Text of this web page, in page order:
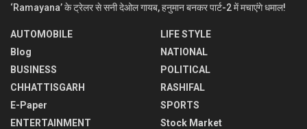
‘Ramayana’ के ट्रेलर से सनी देओल गायब, हनुमान बनकर पार्ट-2 में मचाएंगे धमाल!
AUTOMOBILE
Blog
BUSINESS
CHHATTISGARH
E-Paper
ENTERTAINMENT
LIFE STYLE
NATIONAL
POLITICAL
RASHIFAL
SPORTS
Stock Market